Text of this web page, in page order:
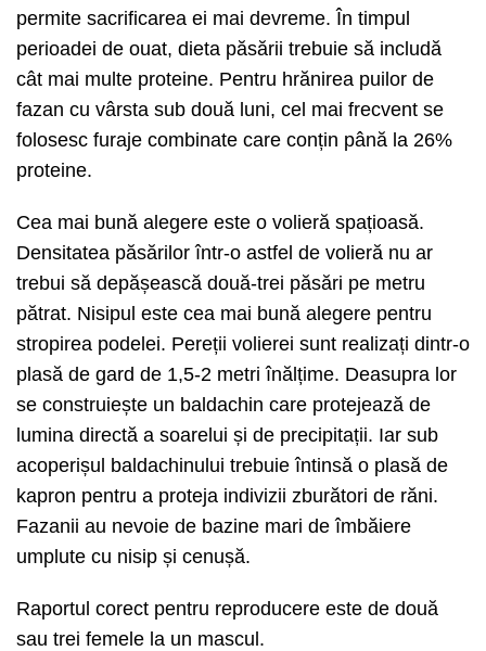
permite sacrificarea ei mai devreme. În timpul
perioadei de ouat, dieta păsării trebuie să includă
cât mai multe proteine. Pentru hrănirea puilor de
fazan cu vârsta sub două luni, cel mai frecvent se
folosesc furaje combinate care conțin până la 26%
proteine.
Cea mai bună alegere este o volieră spațioasă.
Densitatea păsărilor într-o astfel de volieră nu ar
trebui să depășească două-trei păsări pe metru
pătrat. Nisipul este cea mai bună alegere pentru
stropirea podelei. Pereții volierei sunt realizați dintr-o
plasă de gard de 1,5-2 metri înălțime. Deasupra lor
se construiește un baldachin care protejează de
lumina directă a soarelui și de precipitații. Iar sub
acoperișul baldachinului trebuie întinsă o plasă de
kapron pentru a proteja indivizii zburători de răni.
Fazanii au nevoie de bazine mari de îmbăiere
umplute cu nisip și cenușă.
Raportul corect pentru reproducere este de două
sau trei femele la un mascul.